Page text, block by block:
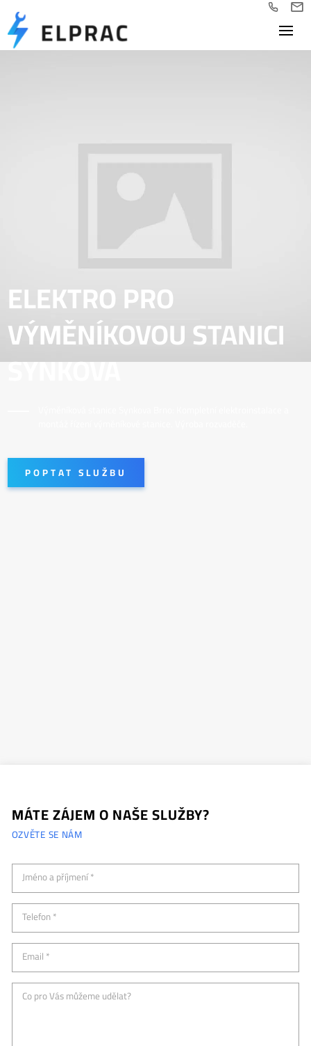
ELEKTRO PRO
VÝMĚNÍKOVOU STANICI
SYNKOVA
POPTAT SLUŽBU
MÁTE ZÁJEM O NAŠE SLUŽBY?
OZVĚTE SE NÁM
Jméno a příjmení *
Telefon *
Email *
Co pro Vás můžeme udělat?